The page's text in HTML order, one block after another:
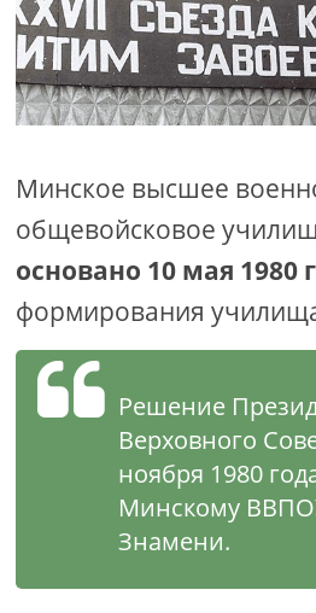
Минское высшее
общевойсковое
основано 10 мая 1980
формирования
Решение
Верховного
ноября 1980
Минскому
Знамени.